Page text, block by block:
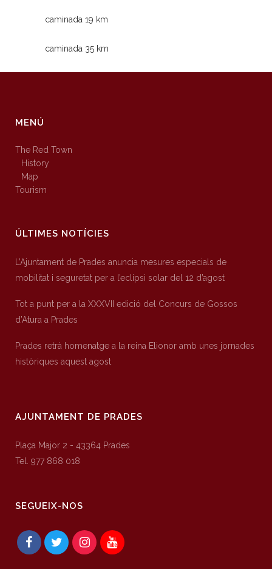
caminada 19 km
caminada 35 km
MENÚ
The Red Town
History
Map
Tourism
ÚLTIMES NOTÍCIES
L’Ajuntament de Prades anuncia mesures especials de
mobilitat i seguretat per a l’eclipsi solar del 12 d’agost
Tot a punt per a la XXXVII edició del Concurs de Gossos
d’Atura a Prades
Prades retrà homenatge a la reina Elionor amb unes jornades
històriques aquest agost
AJUNTAMENT DE PRADES
Plaça Major 2 - 43364 Prades
Tel. 977 868 018
SEGUEIX-NOS